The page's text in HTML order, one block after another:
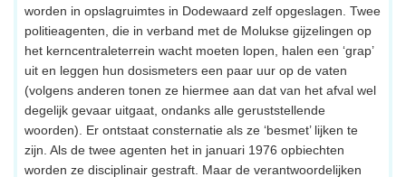
worden in opslagruimtes in Dodewaard zelf opgeslagen. Twee
politieagenten, die in verband met de Molukse gijzelingen op
het kerncentraleterrein wacht moeten lopen, halen een ‘grap’
uit en leggen hun dosismeters een paar uur op de vaten
(volgens anderen tonen ze hiermee aan dat van het afval wel
degelijk gevaar uitgaat, ondanks alle geruststellende
woorden). Er ontstaat consternatie als ze ‘besmet’ lijken te
zijn. Als de twee agenten het in januari 1976 opbiechten
worden ze disciplinair gestraft. Maar de verantwoordelijken